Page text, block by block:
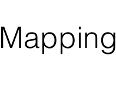
Mapping